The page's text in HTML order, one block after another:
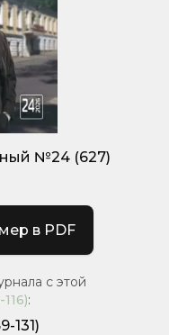
№24 (627)
в PDF
с этой
116):
131)